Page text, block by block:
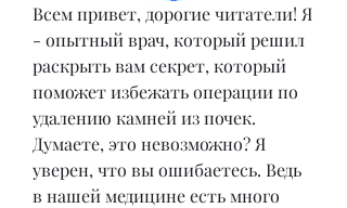
Всем привет, дорогие читатели! Я
- опытный врач, который решил
раскрыть вам секрет, который
поможет избежать операции по
удалению камней из почек.
Думаете, это невозможно? Я
уверен, что вы ошибаетесь. Ведь
в нашей медицине есть много